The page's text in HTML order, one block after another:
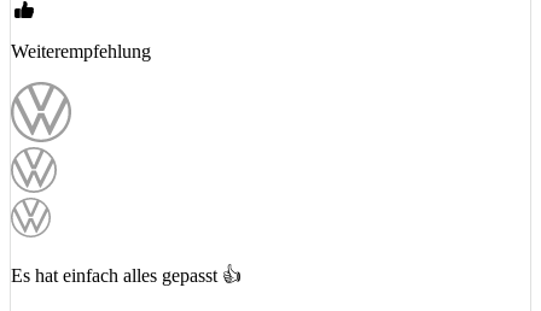
Weiterempfehlung
Es hat einfach alles gepasst 👍